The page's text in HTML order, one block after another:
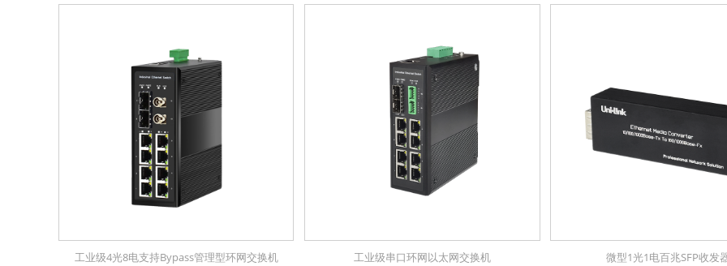
工业级4光8电支持Bypass管理型环网交换机 工业级串口环网以太网交换机 微型1光1电百兆SFP收发